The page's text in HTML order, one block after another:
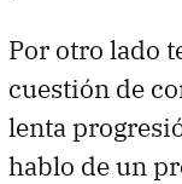
Por otro lado
cuestión de
lenta
hablo de un